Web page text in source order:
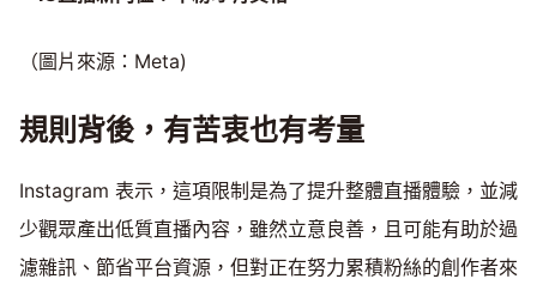
（圖片來源：Meta)
規則背後，有苦衷也有考量
Instagram 表示，這項限制是為了提升整體直播體驗，並減
少觀眾產出低質直播內容，雖然立意良善，且可能有助於過
濾雜訊、節省平台資源，但對正在努力累積粉絲的創作者來